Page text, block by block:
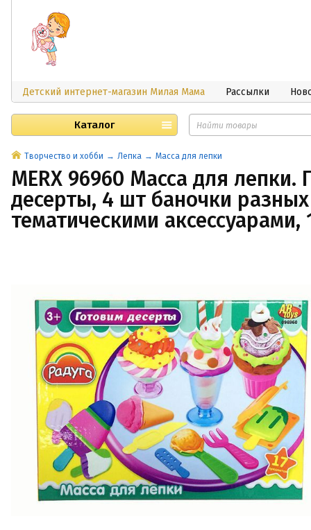
Детский интернет-магазин Милая Мама Рассылки
Каталог
Творчество и хобби Лепка Масса для лепки
MERX 96960 Масса для лепки.
десерты, 4 шт баночки разных
тематическими аксессуарами,